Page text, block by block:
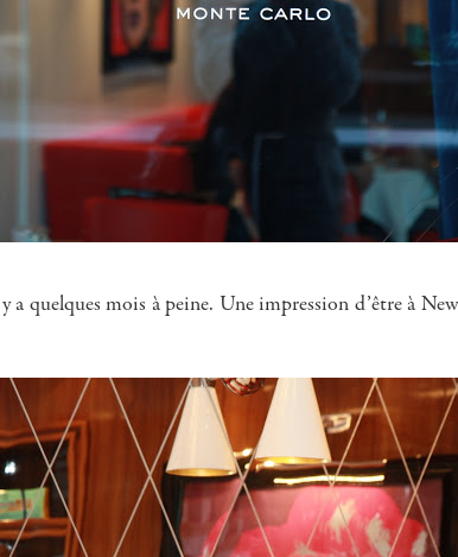
a quelques mois à peine. Une impression d’être à